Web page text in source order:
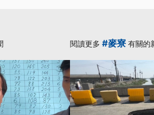
閱讀更多 #麥寮 有關的